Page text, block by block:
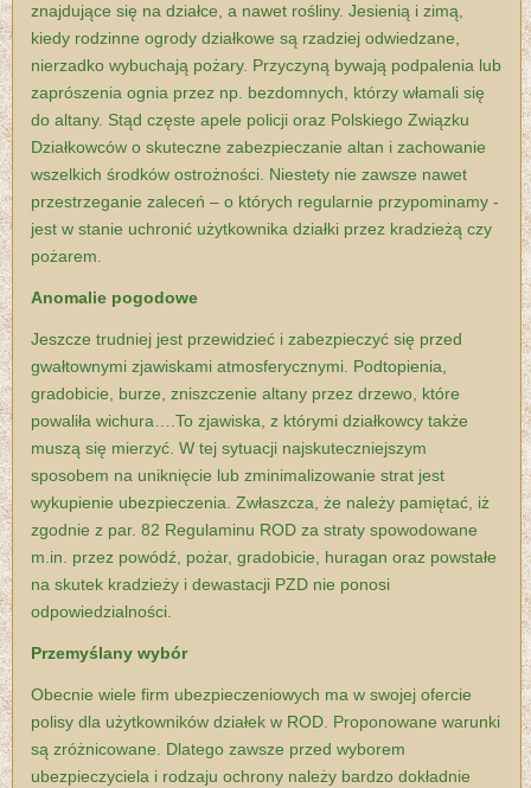
znajdujące się na działce, a nawet rośliny.Jesienią i zimą,
kiedy rodzinne ogrody działkowe są rzadziej odwiedzane,
nierzadko wybuchają pożary. Przyczyną bywają podpalenia lub
zaprószenia ognia przez np. bezdomnych, którzy włamali się
do altany. Stąd częste apele policji oraz Polskiego Związku
Działkowców o skuteczne zabezpieczanie altan i zachowanie
wszelkich środków ostrożności. Niestety nie zawsze nawet
przestrzeganie zaleceń – o których regularnie przypominamy -
jest w stanie uchronić użytkownika działki przez kradzieżą czy
pożarem.
Anomalie pogodowe
Jeszcze trudniej jest przewidzieć i zabezpieczyć się przed
gwałtownymi zjawiskami atmosferycznymi. Podtopienia,
gradobicie, burze, zniszczenie altany przez drzewo, które
powaliła wichura….To zjawiska, z którymi działkowcy także
muszą się mierzyć.W tej sytuacji najskuteczniejszym
sposobem na uniknięcie lub zminimalizowanie strat jest
wykupienie ubezpieczenia. Zwłaszcza, że należy pamiętać, iż
zgodnie z par. 82 Regulaminu ROD za straty spowodowane
m.in. przez powódź, pożar, gradobicie, huragan oraz powstałe
na skutek kradzieży i dewastacji PZD nie ponosi
odpowiedzialności.
Przemyślany wybór
Obecnie wiele firm ubezpieczeniowych ma w swojej ofercie
polisy dla użytkowników działek w ROD. Proponowane warunki
są zróżnicowane. Dlatego zawsze przed wyborem
ubezpieczyciela i rodzaju ochrony należy bardzo dokładnie